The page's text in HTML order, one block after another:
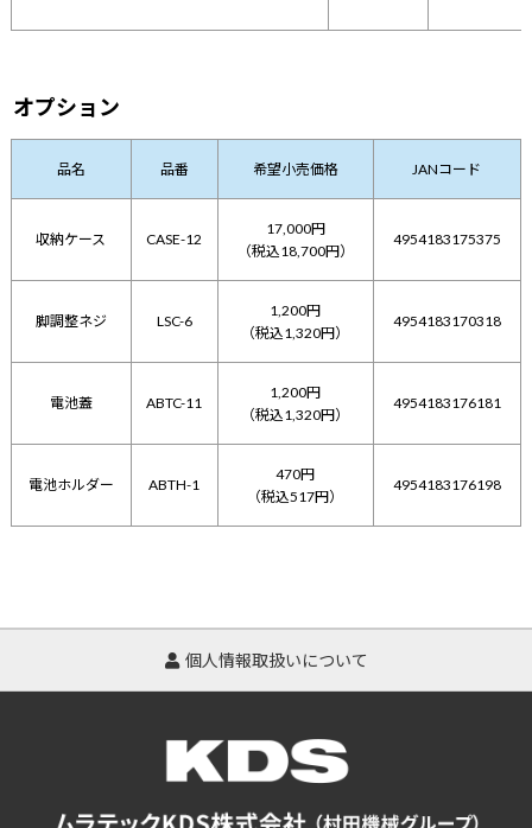
オプション
品名 品番 希望小売価格 JANコード
収納ケース CASE-12
17,000円
（税込18,700円）
4954183175375
脚調整ネジ LSC-6
1,200円
（税込1,320円）
4954183170318
電池蓋 ABTC-11
1,200円
（税込1,320円）
4954183176181
電池ホルダー ABTH-1
470円
（税込517円）
4954183176198
個人情報取扱いについて